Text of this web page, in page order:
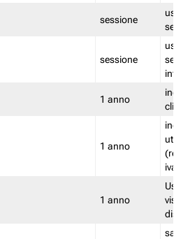
sessione
sessione
1 anno
1 anno
iva/
1 anno
salva